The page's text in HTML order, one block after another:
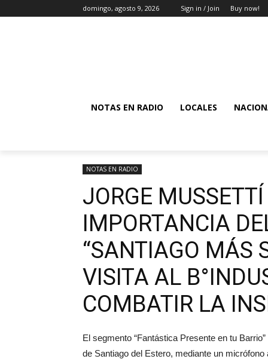
domingo, agosto 9, 2026 Sign in / Join Buy now!
NOTAS EN RADIO LOCALES
NOTAS EN RADIO
JORGE
IMPORTANCIA
“SANTIAGO MÁS
VISITA AL
COMBATIR LA
El segmento “Fantástica Presente en tu
de Santiago del Estero, mediante un